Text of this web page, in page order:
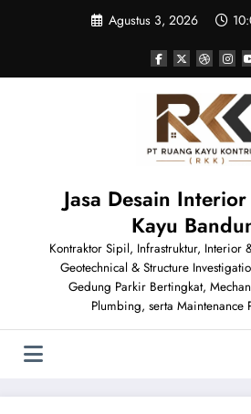
Agustus 3, 2026
Jasa Desain
Kayu
Kontraktor Sipil, Infrastruktur, Interior
Geotechnical & Structure
Gedung Parkir Bertingkat,
Plumbing, serta Maintenance